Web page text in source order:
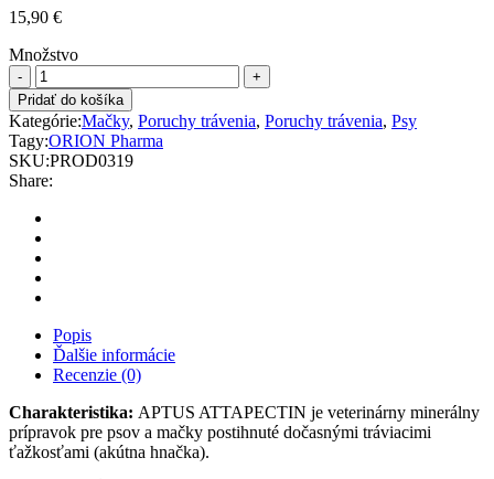
15,90 €
Množstvo
APTUS
ATTAPECTIN
vet
30
tbl.
quantity
Pridať do košíka
Kategórie:Mačky, Poruchy trávenia, Poruchy trávenia, Psy
Tagy:ORION Pharma
SKU:PROD0319
Share:
Popis
Ďalšie informácie
Recenzie (0)
Charakteristika: APTUS ATTAPECTIN je veterinárny minerálny
prípravok pre psov a mačky postihnuté dočasnými tráviacimi
ťažkosťami (akútna hnačka).